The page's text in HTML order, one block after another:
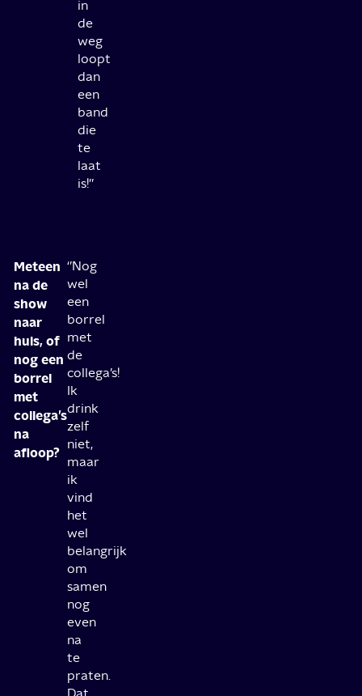
in
de
weg
loopt
dan
een
band
die
te
laat
is!’’
Meteen
na de
show
naar
huis, of
nog een
borrel
met
collega’s
na
afloop?
‘’Nog
wel
een
borrel
met
de
collega’s!
Ik
drink
zelf
niet,
maar
ik
vind
het
wel
belangrijk
om
samen
nog
even
na
te
praten.